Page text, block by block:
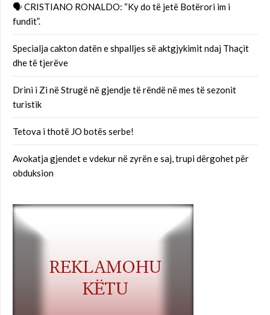
🗣 CRISTIANO RONALDO: “Ky do të jetë Botërori im i
fundit”.
Specialja cakton datën e shpalljes së aktgjykimit ndaj Thaçit
dhe të tjerëve
Drini i Zi në Strugë në gjendje të rëndë në mes të sezonit
turistik
Tetova i thotë JO botës serbe!
Avokatja gjendet e vdekur në zyrën e saj, trupi dërgohet për
obduksion